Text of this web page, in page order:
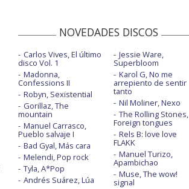
NOVEDADES DISCOS
Carlos Vives, El último
disco Vol. 1
Madonna,
Confessions II
Robyn, Sexistential
Gorillaz, The
mountain
Manuel Carrasco,
Pueblo salvaje I
Bad Gyal, Más cara
Melendi, Pop rock
Tyla, A*Pop
Andrés Suárez, Lúa
Jessie Ware,
Superbloom
Karol G, No me
arrepiento de sentir
tanto
Nil Moliner, Nexo
The Rolling Stones,
Foreign tongues
Rels B: love love
FLAKK
Manuel Turizo,
Apambichao
Muse, The wow!
signal